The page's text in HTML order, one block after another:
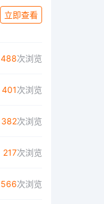
立即查看
488次浏览
401次浏览
382次浏览
217次浏览
566次浏览